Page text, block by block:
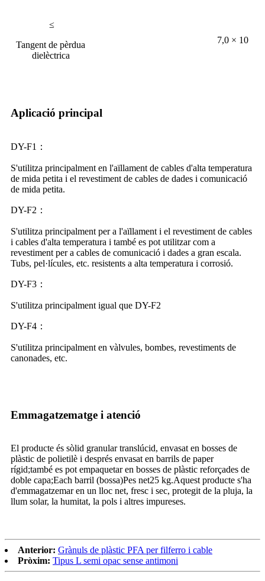
≤
Tangent de pèrdua
dielèctrica
7,0 × 10
Aplicació principal
DY-F1 ：
S'utilitza principalment en l'aïllament de cables d'alta temperatura
de mida petita i el revestiment de cables de dades i comunicació
de mida petita.
DY-F2 ：
S'utilitza principalment per a l'aïllament i el revestiment de cables
i cables d'alta temperatura i també es pot utilitzar com a
revestiment per a cables de comunicació i dades a gran escala.
Tubs, pel·lícules, etc. resistents a alta temperatura i corrosió.
DY-F3 ：
S'utilitza principalment igual que DY-F2
DY-F4 ：
S'utilitza principalment en vàlvules, bombes, revestiments de
canonades, etc.
Emmagatzematge i atenció
El producte és sòlid granular translúcid, envasat en bosses de
plàstic de polietilè i després envasat en barrils de paper
rígid;també es pot empaquetar en bosses de plàstic reforçades de
doble capa;Each barril (bossa)Pes net25 kg.Aquest producte s'ha
d'emmagatzemar en un lloc net, fresc i sec, protegit de la pluja, la
llum solar, la humitat, la pols i altres impureses.
Anterior: Grànuls de plàstic PFA per filferro i cable
Pròxim: Tipus L semi opac sense antimoni